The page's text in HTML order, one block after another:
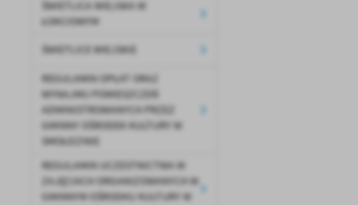
ŚWIETLICA WIEJSKA W
ŁOKCIOWYM
ŚWIETLICE WIEJSKIE
REGULAMIN OPŁAT ORAZ
WYNAJMU POMIESZCZEŃ
ADMINISTROWANYCH PRZEZ
GMINNY OŚRODEK KULTURY W
SMOŁDZINIE
REGULAMIN UCZESTNICTWA W
ZAJĘCIACH ORGANIZOWANYCH W
GMINNYM OŚRODKU KULTURY W